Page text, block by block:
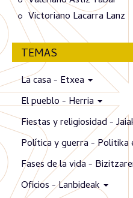
Victoriano Lacarra Lanz
TEMAS
La casa - Etxea
El pueblo - Herria
Fiestas y religiosidad -
Política y guerra -
Fases de la vida -
Oficios - Lanbideak